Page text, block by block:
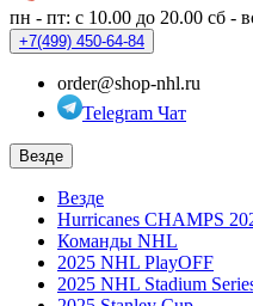
пн - пт: с 10.00 до 20.00 сб -
+7(499) 450-64-84
order@shop-nhl.ru
Telegram Чат
Везде
Везде
Hurricanes CHAMPS
Команды NHL
2025 NHL PlayOFF
2025 NHL Stadium